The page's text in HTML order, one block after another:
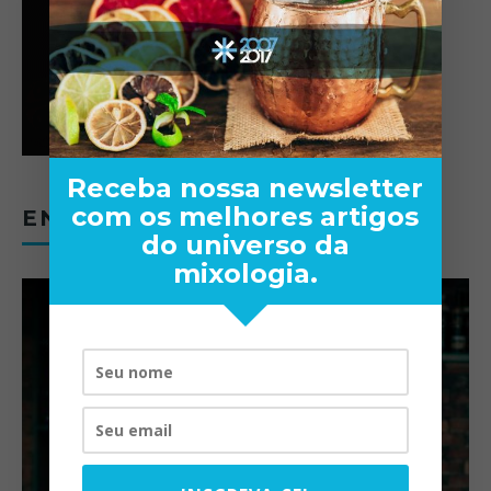
ENTREVISTAS
Receba nossa newsletter
com os melhores artigos
do universo da
mixologia.